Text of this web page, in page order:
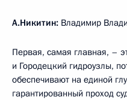
А.Никитин: Владимир
Первая, самая главная, –
и Городецкий гидроузлы,
обеспечивают на единой
гарантированный проход